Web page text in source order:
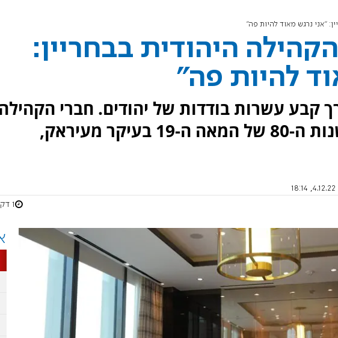
"אני נרגש מאוד להיות פה"
הקהילה היהודית בבחריין:
להיות פה"
קבע עשרות בודדות של יהודים. חברי
היגרו אליה בראשית שנות ה-80 של המאה ה-19 בעיקר מעיראק,
4.12.22, 18:14
1 דקות